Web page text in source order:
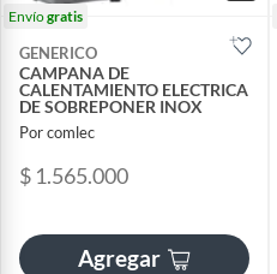
Envíogratis
GENERICO
CAMPANA DE
CALENTAMIENTO ELECTRICA
DE SOBREPONER INOX
Por comlec
$ 1.565.000
Agregar